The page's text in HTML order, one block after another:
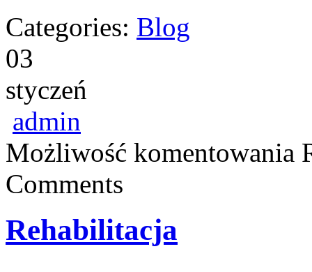
Categories: Blog
03
styczeń
admin
Możliwość komentowania
Comments
Rehabilitacja